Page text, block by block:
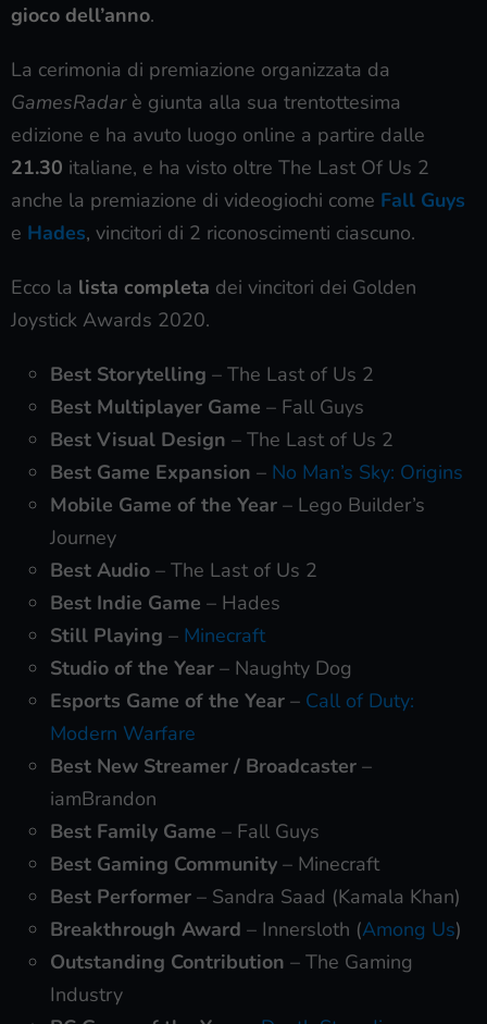
gioco dell’anno.
La cerimonia di premiazione organizzata da
GamesRadarè giunta alla sua trentottesima
edizione e ha avuto luogo online a partire dalle
21.30 italiane, e ha visto oltre The Last Of Us 2
anche la premiazione di videogiochi come Fall Guys
e Hades, vincitori di 2 riconoscimenti ciascuno.
Ecco la lista completa dei vincitori dei Golden
Joystick Awards 2020.
Best Storytelling – The Last of Us 2
Best Multiplayer Game – Fall Guys
Best Visual Design – The Last of Us 2
Best Game Expansion – No Man’s Sky: Origins
Mobile Game of the Year – Lego Builder’s
Journey
Best Audio – The Last of Us 2
Best Indie Game – Hades
Still Playing – Minecraft
Studio of the Year – Naughty Dog
Esports Game of the Year – Call of Duty:
Modern Warfare
Best New Streamer / Broadcaster –
iamBrandon
Best Family Game – Fall Guys
Best Gaming Community – Minecraft
Best Performer – Sandra Saad (Kamala Khan)
Breakthrough Award – Innersloth (Among Us)
Outstanding Contribution – The Gaming
Industry